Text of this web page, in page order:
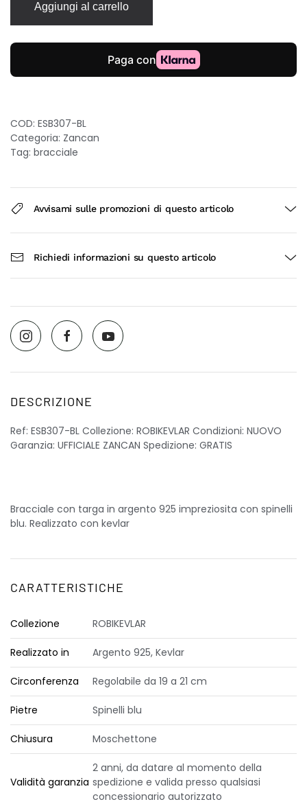
kevlar
blu
argento
targa
quantità
Aggiungi al carrello
COD: ESB307-BL
Categoria: Zancan
Tag: bracciale
Avvisami sulle promozioni di questo articolo
Richiedi informazioni su questo articolo
DESCRIZIONE
Ref: ESB307-BL Collezione: ROBIKEVLAR Condizioni: NUOVO
Garanzia: UFFICIALE ZANCAN Spedizione: GRATIS
Bracciale con targa in argento 925 impreziosita con spinelli
blu. Realizzato con kevlar
CARATTERISTICHE
Collezione ROBIKEVLAR
Realizzato in Argento 925, Kevlar
Circonferenza Regolabile da 19 a 21 cm
Pietre Spinelli blu
Chiusura Moschettone
Validità garanzia
2 anni, da datare al momento della
spedizione e valida presso qualsiasi
concessionario autorizzato